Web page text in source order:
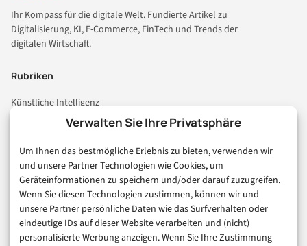
Verwalten Sie Ihre Privatsphäre
Um Ihnen das bestmögliche Erlebnis zu bieten, verwenden wir
und unsere Partner Technologien wie Cookies, um
Geräteinformationen zu speichern und/oder darauf zuzugreifen.
Wenn Sie diesen Technologien zustimmen, können wir und
unsere Partner persönliche Daten wie das Surfverhalten oder
eindeutige IDs auf dieser Website verarbeiten und (nicht)
personalisierte Werbung anzeigen. Wenn Sie Ihre Zustimmung
Ihr Kompass für die digitale Welt. Fundierte Artikel zu
Digitalisierung, KI, E-Commerce, FinTech und Trends der
digitalen Wirtschaft.
Rubriken
Künstliche Intelligenz
Technologie & IT
Consumer & Digital Life
Marketing
Finanzen & FinTech
Business & Karriere
Sicherheit & Recht